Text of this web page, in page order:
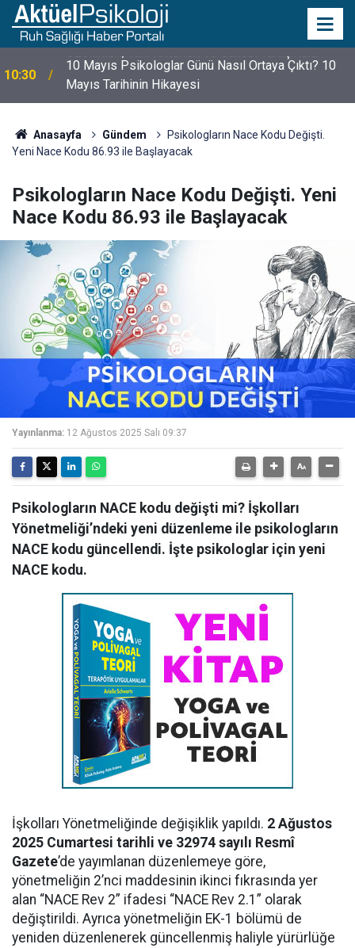
10:30
10 Mayıs Psikologlar Günü Nasıl Ortaya Çıktı? 10
Mayıs Tarihinin Hikayesi
Anasayfa Gündem
Psikologların Nace Kodu Değişti.
Yeni Nace Kodu 86.93 ile Başlayacak
Psikologların Nace Kodu Değişti. Yeni
Nace Kodu 86.93 ile Başlayacak
Yayınlanma: 12 Ağustos 2025 Salı 09:37
Psikologların NACE kodu değişti mi? İşkolları
Yönetmeliği’ndeki yeni düzenleme ile psikologların
NACE kodu güncellendi. İşte psikologlar için yeni
NACE kodu.
İşkolları Yönetmeliğinde değişiklik yapıldı. 2 Ağustos
2025 Cumartesi tarihli ve 32974 sayılı Resmî
Gazete’de yayımlanan düzenlemeye göre,
yönetmeliğin 2’nci maddesinin ikinci fıkrasında yer
alan “NACE Rev 2” ifadesi “NACE Rev 2.1” olarak
değiştirildi. Ayrıca yönetmeliğin EK-1 bölümü de
yeniden düzenlenerek güncellenmiş haliyle yürürlüğe